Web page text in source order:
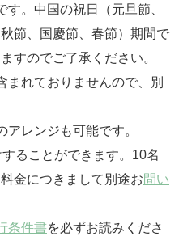
。中国の祝日（元旦節、
節、国慶節、春節）期間で
すのでご了承ください。
まれておりませんので、別
レンジも可能です。
ることができます。10名
金につきまして別途お問い
条件書を必ずお読みくださ